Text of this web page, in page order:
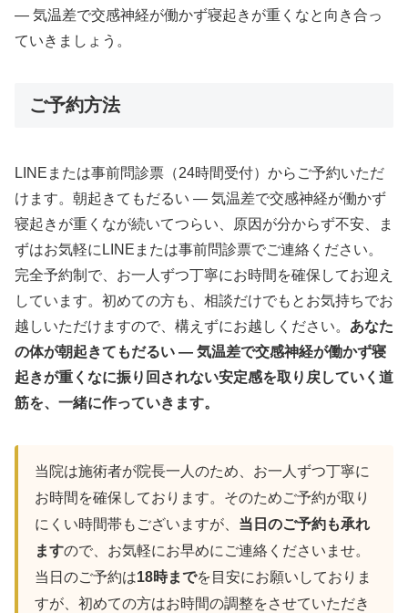
― 気温差で交感神経が働かず寝起きが重くなと向き合っ
ていきましょう。
ご予約方法
LINEまたは事前問診票（24時間受付）からご予約いただ
けます。朝起きてもだるい ― 気温差で交感神経が働かず
寝起きが重くなが続いてつらい、原因が分からず不安、ま
ずはお気軽にLINEまたは事前問診票でご連絡ください。
完全予約制で、お一人ずつ丁寧にお時間を確保してお迎え
しています。初めての方も、相談だけでもとお気持ちでお
越しいただけますので、構えずにお越しください。 あなた
の体が朝起きてもだるい ― 気温差で交感神経が働かず寝
起きが重くなに振り回されない安定感を取り戻していく道
筋を、一緒に作っていきます。
当院は施術者が院長一人のため、お一人ずつ丁寧に
お時間を確保しております。そのためご予約が取り
にくい時間帯もございますが、 当日のご予約も承れ
ますので、お気軽にお早めにご連絡くださいませ。
当日のご予約は18時までを目安にお願いしておりま
すが、初めての方はお時間の調整をさせていただき